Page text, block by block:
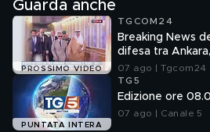
Guarda anche
PROSSIMO VIDEO
TGCOM24
Breaking News
difesa tra
07 ago | Tgcom24
PUNTATA INTERA
TG5
Edizione ore
07 ago | Canale 5